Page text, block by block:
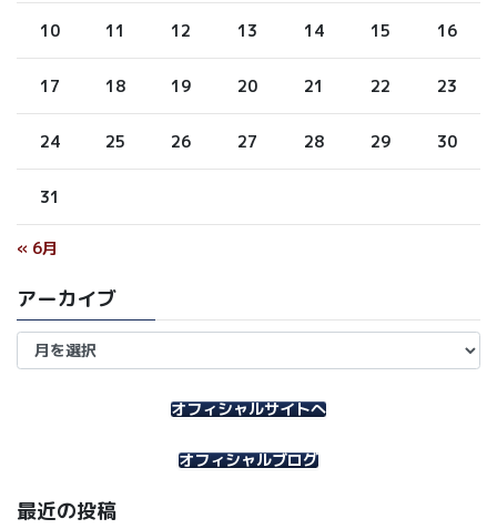
10 11 12 13 14 15 16
17 18 19 20 21 22 23
24 25 26 27 28 29 30
31
« 6月
アーカイブ
ア
オフィシャルサイトへ
オフィシャルブログ
最近の投稿